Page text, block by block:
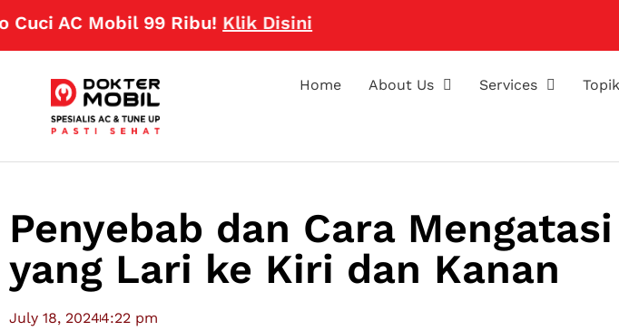
Mobil 99 Ribu!Klik Disini
Home About Us Services
Penyebab dan Cara
yang Lari ke Kiri dan Kanan
July 18, 20244:22 pm